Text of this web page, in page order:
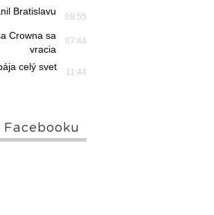
09:55
Bratislavu
07:44
Crowna sa
vracia
11:44
celý svet